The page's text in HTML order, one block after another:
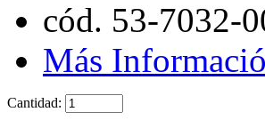
cód. 53-7032-
Más
Cantidad: